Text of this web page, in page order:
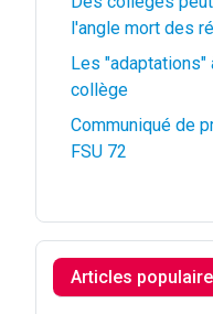
l'angle mort des
Les "adaptations"
collège
Communiqué de
FSU 72
Articles